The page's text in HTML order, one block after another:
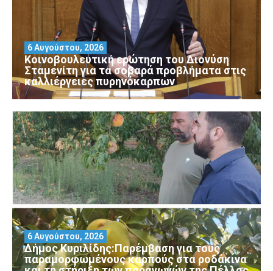
Κοινοβουλευτική ερώτηση του Διονύση
Σταμενίτη για τα σοβαρά προβλήματα στις
καλλιέργειες πυρηνόκαρπων
6 Αυγούστου, 2026
Δήμος Κυριλίδης:Παρέμβαση για τους
παραμορφωμένους καρπούς στα ροδάκινα
6 Αυγούστου, 2026